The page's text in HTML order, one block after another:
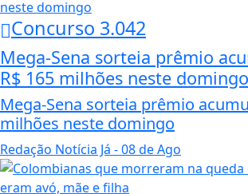
Concurso 3.042
Mega-Sena sorteia prêmio
R$ 165 milhões neste domingo
Mega-Sena sorteia prêmio
milhões neste domingo
Redação Notícia Já - 08 de Ago